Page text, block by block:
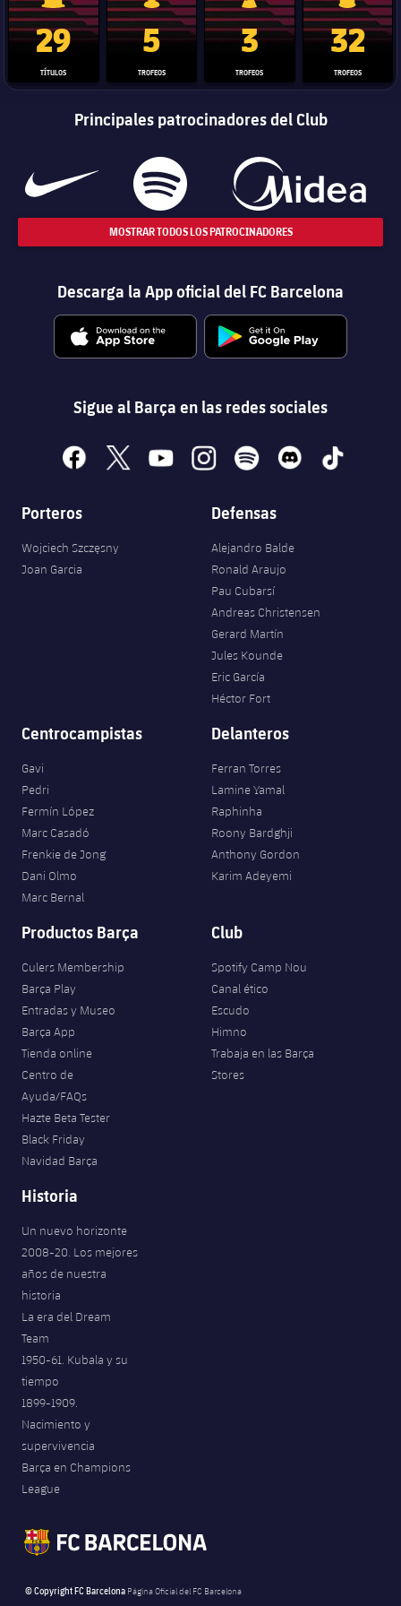
Trofeo de La Liga
29
TÍTULOS
Trofeo de la Liga de Campeones
5
TROFEOS
Trofeo del Mundial de
3
TROFEOS
Copa del
32
TROFEOS
Principales patrocinadores del Club
MOSTRAR TODOS LOS PATROCINADORES
Descarga la App oficial del FC Barcelona
Sigue al Barça en las redes sociales
facebook
x youtubeinstagramspotify discord tiktok
Porteros
Wojciech Szczęsny
Joan Garcia
Defensas
Alejandro Balde
Ronald Araujo
Pau Cubarsí
Andreas Christensen
Gerard Martín
Jules Kounde
Eric García
Héctor Fort
Centrocampistas
Gavi
Pedri
Fermín López
Marc Casadó
Frenkie de Jong
Dani Olmo
Marc Bernal
Delanteros
Ferran Torres
Lamine Yamal
Raphinha
Roony Bardghji
Anthony Gordon
Karim Adeyemi
Productos Barça
Culers Membership
Barça Play
Entradas y Museo
Barça App
Tienda online
Centro de
Ayuda/FAQs
Hazte Beta Tester
Black Friday
Navidad Barça
Club
Spotify Camp Nou
Canal ético
Escudo
Himno
Trabaja en las Barça
Stores
Historia
Un nuevo horizonte
2008-20. Los mejores
años de nuestra
historia
La era del Dream
Team
1950-61. Kubala y su
tiempo
1899-1909.
Nacimiento y
supervivencia
Barça en Champions
League
© Copyright FC Barcelona Página Oficial del FC Barcelona